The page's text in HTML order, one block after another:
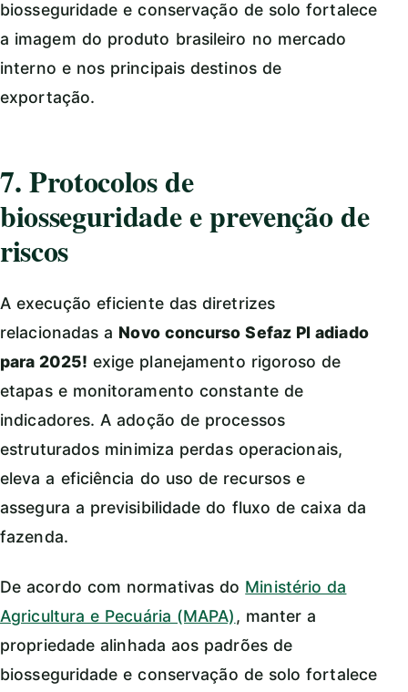
biosseguridade e conservação de solo fortalece
a imagem do produto brasileiro no mercado
interno e nos principais destinos de
exportação.
7. Protocolos de
biosseguridade e prevenção de
riscos
A execução eficiente das diretrizes
relacionadas a Novo concurso Sefaz PI adiado
para 2025! exige planejamento rigoroso de
etapas e monitoramento constante de
indicadores. A adoção de processos
estruturados minimiza perdas operacionais,
eleva a eficiência do uso de recursos e
assegura a previsibilidade do fluxo de caixa da
fazenda.
De acordo com normativas do Ministério da
Agricultura e Pecuária (MAPA), manter a
propriedade alinhada aos padrões de
biosseguridade e conservação de solo fortalece